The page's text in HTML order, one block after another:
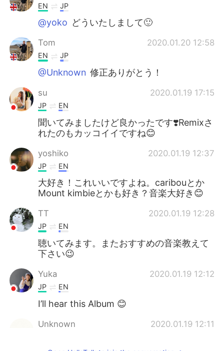
EN JP
@yoko どういたしまして🙂
Tom 2020.01.20 12:58
EN JP
@Unknown 修正ありがとう！
su 2020.01.19 17:15
JP EN
聞いてみましたけど良かったです❣️Remixさ
れたのもカッコイイですね😊
yoshiko 2020.01.19 12:37
JP EN
大好き！これいいですよね。caribouとか
Mount kimbieとかも好き？音楽大好き😊
TT 2020.01.19 12:28
JP EN
聴いてみます。またおすすめの音楽教えて
下さい😉
Yuka 2020.01.19 12:12
JP EN
I’ll hear this Album 😊
Unknown 2020.01.19 12:11